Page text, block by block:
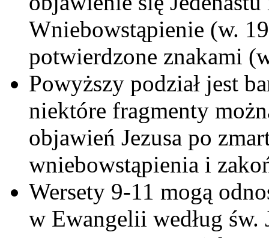
Wniebowstąpienie (w.
potwierdzone znakami
Powyższy podział jest
niektóre fragmenty
objawień Jezusa po
wniebowstąpienia i
Wersety 9-11 mogą
w Ewangelii według św.